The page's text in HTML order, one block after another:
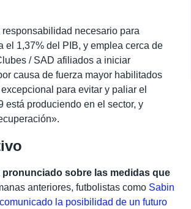
necesario para
el 1,37% del PIB, y emplea cerca de
/ SAD afiliados a iniciar
causa de fuerza mayor habilitados
para evitar y paliar el
está produciendo en el sector, y
sobre las medidas que
anteriores, futbolistas como Sabin
la posibilidad de un futuro